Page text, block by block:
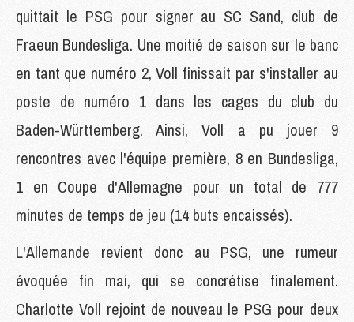
quittait le PSG pour signer au SC Sand, club de
Fraeun Bundesliga. Une moitié de saison sur le banc
en tant que numéro 2, Voll finissait par s'installer au
poste de numéro 1 dans les cages du club du
Baden-Württemberg. Ainsi, Voll a pu jouer 9
rencontres avec l'équipe première, 8 en Bundesliga,
1 en Coupe d'Allemagne pour un total de 777
minutes de temps de jeu (14 buts encaissés).
L'Allemande revient donc au PSG, une rumeur
évoquée fin mai, qui se concrétise finalement.
Charlotte Voll rejoint de nouveau le PSG pour deux